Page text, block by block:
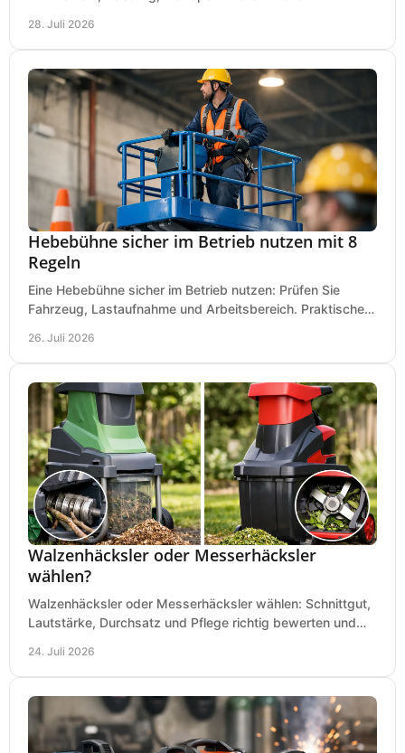
28. Juli 2026
Hebebühne sicher im Betrieb nutzen mit 8
Regeln
Eine Hebebühne sicher im Betrieb nutzen: Prüfen Sie
Fahrzeug, Lastaufnahme und Arbeitsbereich. Praktische
26. Juli 2026
Walzenhäcksler oder Messerhäcksler
wählen?
Walzenhäcksler oder Messerhäcksler wählen: Schnittgut,
Lautstärke, Durchsatz und Pflege richtig bewerten und
24. Juli 2026